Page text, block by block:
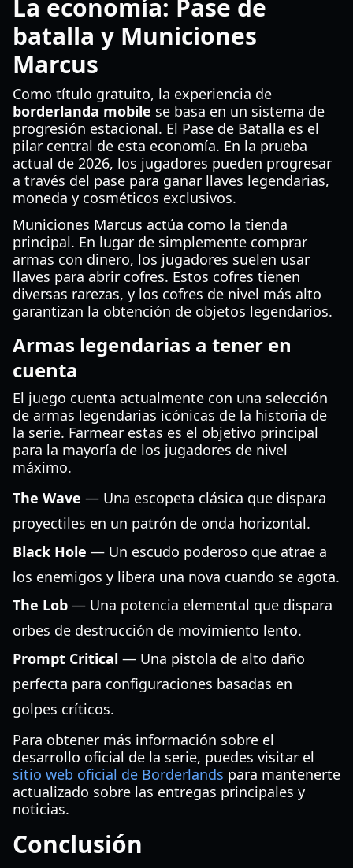
La economía: Pase de
batalla y Municiones
Marcus
Como título gratuito, la experiencia de
borderlanda mobile se basa en un sistema de
progresión estacional. El Pase de Batalla es el
pilar central de esta economía. En la prueba
actual de 2026, los jugadores pueden progresar
a través del pase para ganar llaves legendarias,
moneda y cosméticos exclusivos.
Municiones Marcus actúa como la tienda
principal. En lugar de simplemente comprar
armas con dinero, los jugadores suelen usar
llaves para abrir cofres. Estos cofres tienen
diversas rarezas, y los cofres de nivel más alto
garantizan la obtención de objetos legendarios.
Armas legendarias a tener en
cuenta
El juego cuenta actualmente con una selección
de armas legendarias icónicas de la historia de
la serie. Farmear estas es el objetivo principal
para la mayoría de los jugadores de nivel
máximo.
The Wave — Una escopeta clásica que dispara
proyectiles en un patrón de onda horizontal.
Black Hole — Un escudo poderoso que atrae a
los enemigos y libera una nova cuando se agota.
The Lob — Una potencia elemental que dispara
orbes de destrucción de movimiento lento.
Prompt Critical — Una pistola de alto daño
perfecta para configuraciones basadas en
golpes críticos.
Para obtener más información sobre el
desarrollo oficial de la serie, puedes visitar el
sitio web oficial de Borderlands para mantenerte
actualizado sobre las entregas principales y
noticias.
Conclusión